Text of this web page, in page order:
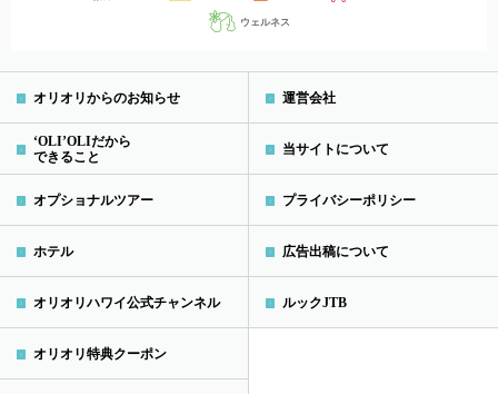
ウェルネス
オリオリからのお知らせ
‘OLI’OLIだから
できること
オプショナルツアー
ホテル
オリオリハワイ公式チャンネル
オリオリ特典クーポン
運営会社
当サイトについて
プライバシーポリシー
広告出稿について
ルックJTB